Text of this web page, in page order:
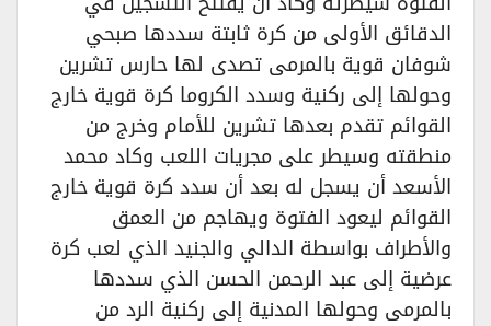
الدقائق الأولى من كرة ثابتة سددها صبحي
شوفان قوية بالمرمى تصدى لها حارس تشرين
وحولها إلى ركنية وسدد الكروما كرة قوية خارج
القوائم تقدم بعدها تشرين للأمام وخرج من
منطقته وسيطر على مجريات اللعب وكاد محمد
الأسعد أن يسجل له بعد أن سدد كرة قوية خارج
القوائم ليعود الفتوة ويهاجم من العمق
والأطراف بواسطة الدالي والجنيد الذي لعب كرة
عرضية إلى عبد الرحمن الحسن الذي سددها
بالمرمى وحولها المدنية إلى ركنية الرد من